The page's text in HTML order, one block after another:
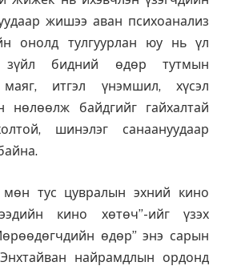
жишээ аван психоанализ
онолд тулгуурлан юу нь үл
зүйл бидний өдөр тутмын
итгэл үнэмшил, хүсэл
нөлөөлж байдгийг гайхалтай
шинэлэг санаануудаар
тус цувралын эхний кино
кино хөтөч”-ийг үзэх
өдөр” энэ сарын
найрамдлын ордонд